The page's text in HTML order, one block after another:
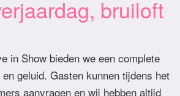
bruiloft
in Show bieden we een complete
geluid. Gasten kunnen tijdens het
aanvragen en wij hebben altijd